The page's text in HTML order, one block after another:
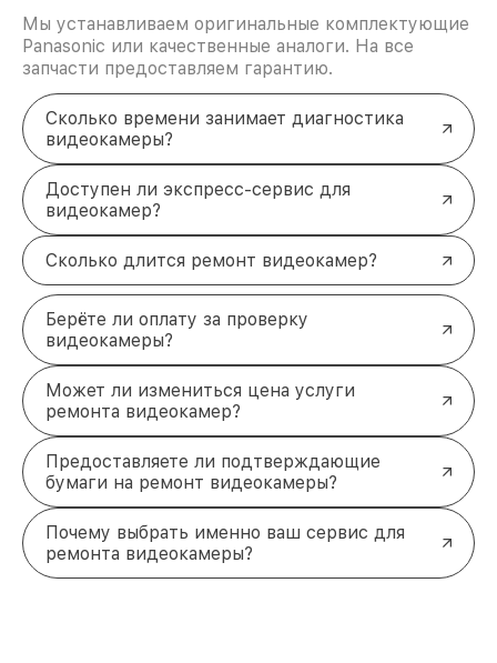
зависит от характера проблемы. После
диагностики наши специалисты предоставят
точные сроки и стоимость ремонта. Обращайтесь
за профессиональной помощью — ваша
видеокамера будет работать, как новая.
Оставьте заявку
, и мы перезвоним вам в течение
5 минут. Звоните по телефону +7 (861) 299-37-61
или приходите в наш сервисный центр по адресу
Северная улица, 496/2.
Мы устанавливаем оригинальные комплектующие
Panasonic или качественные аналоги. На все
запчасти предоставляем гарантию.
Сколько времени занимает диагностика
видеокамеры?
Доступен ли экспресс-сервис для
видеокамер?
Сколько длится ремонт видеокамер?
Берёте ли оплату за проверку
видеокамеры?
Может ли измениться цена услуги
ремонта видеокамер?
Предоставляете ли подтверждающие
бумаги на ремонт видеокамеры?
Почему выбрать именно ваш сервис для
ремонта видеокамеры?